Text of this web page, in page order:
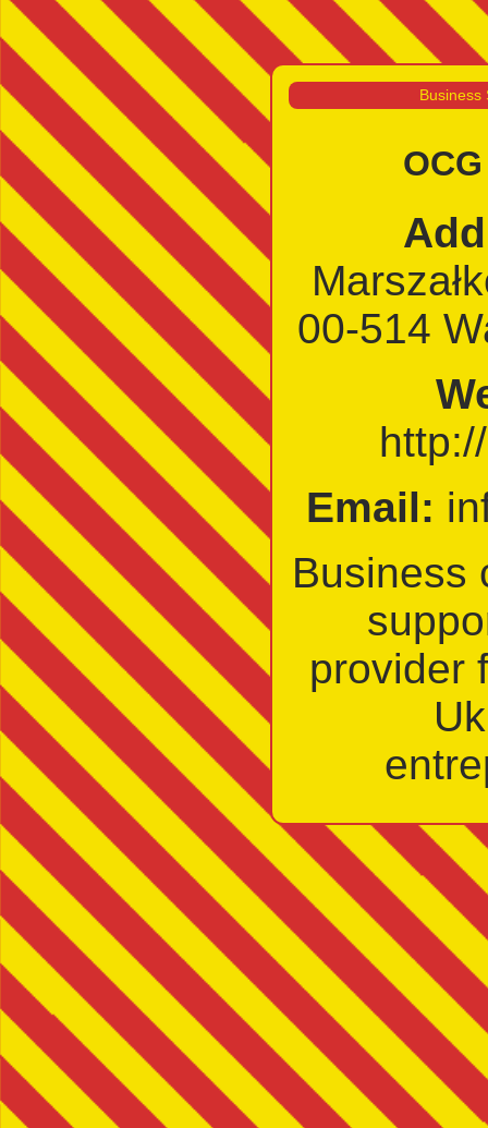
Business
00-514
Email:
Business
provider